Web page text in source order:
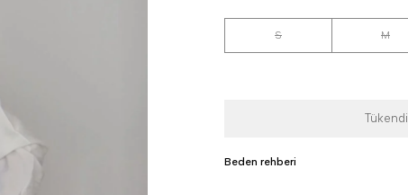
S M
Tükendi
Beden rehberi